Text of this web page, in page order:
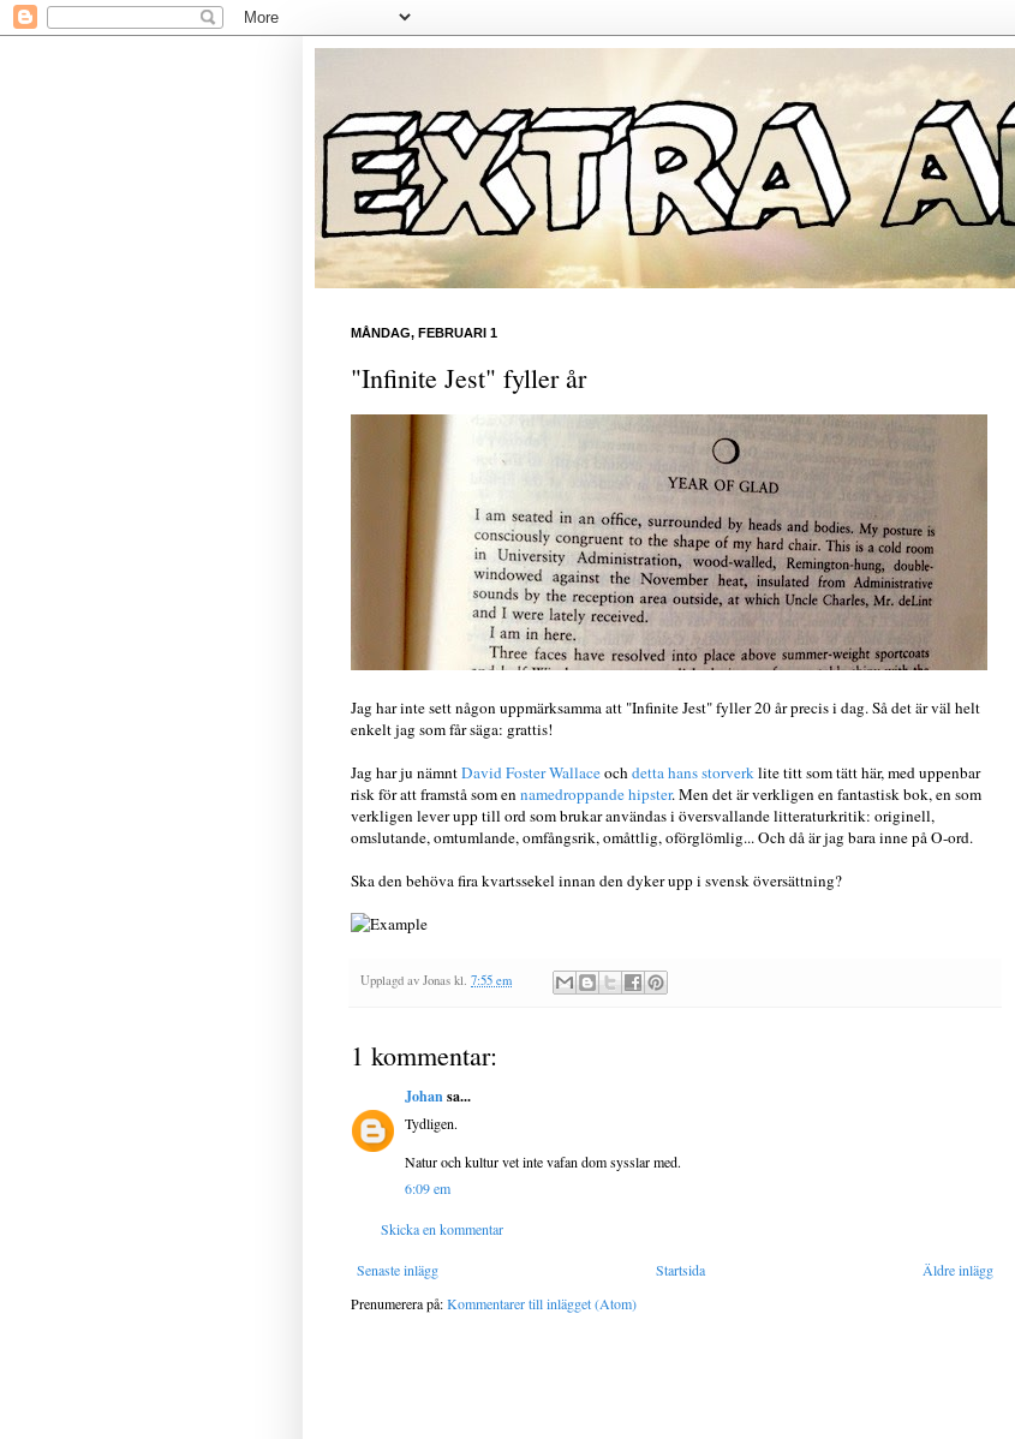
MÅNDAG, FEBRUARI 1
"Infinite Jest" fyller år
Jag har inte sett någon uppmärksamma att "Infinite Jest" fyller 20 år precis i dag. Så det är väl helt
enkelt jag som får säga: grattis!
Jag har ju nämntDavid Foster Wallaceochdetta hans storverklite titt som tätt här, med uppenbar
risk för att framstå som ennamedroppande hipster. Men det är verkligen en fantastisk bok, en som
verkligen lever upp till ord som brukar användas i översvallande litteraturkritik: originell,
omslutande, omtumlande, omfångsrik, omåttlig, oförglömlig... Och då är jag bara inne på O-ord.
Ska den behöva fira kvartssekel innan den dyker upp i svensk översättning?
Upplagd av Jonas kl. 7:55 em
1 kommentar:
Johansa...
Tydligen.
Natur och kultur vet inte vafan dom sysslar med.
6:09 em
Skicka en kommentar
Senaste inlägg Äldre inlägg
Startsida
Prenumerera på:Kommentarer till inlägget (Atom)